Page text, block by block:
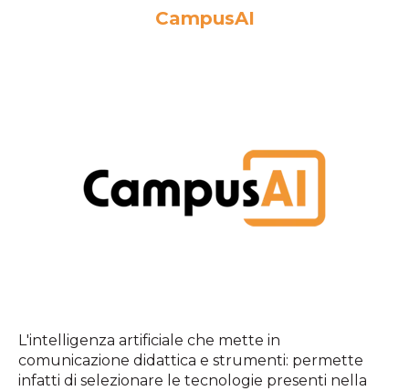
CampusAI
L'intelligenza artificiale che mette in
comunicazione didattica e strumenti: permette
infatti di selezionare le tecnologie presenti nella